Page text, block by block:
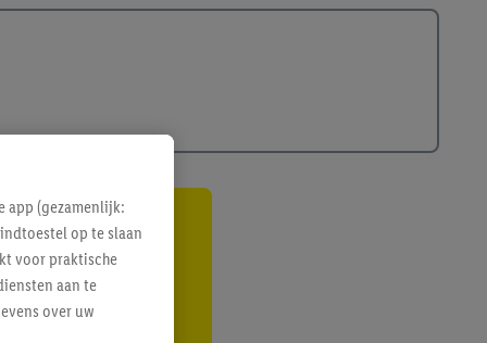
app (gezamenlijk:
op te slaan
voor praktische
aan te
over uw